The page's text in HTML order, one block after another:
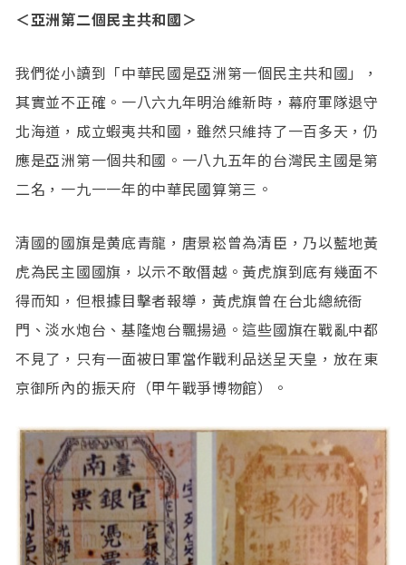
＜亞洲第二個民主共和國＞
我們從小讀到「中華民國是亞洲第一個民主共和國」，
其實並不正確。一八六九年明治維新時，幕府軍隊退守
北海道，成立蝦夷共和國，雖然只維持了一百多天，仍
應是亞洲第一個共和國。一八九五年的台灣民主國是第
二名，一九一一年的中華民國算第三。
清國的國旗是黄底青龍，唐景崧曾為清臣，乃以藍地黃
虎為民主國國旗，以示不敢僭越。黃虎旗到底有幾面不
得而知，但根據目擊者報導，黃虎旗曾在台北總統衙
門、淡水炮台、基隆炮台飄揚過。這些國旗在戰亂中都
不見了，只有一面被日軍當作戰利品送呈天皇，放在東
京御所內的振天府（甲午戰爭博物館）。